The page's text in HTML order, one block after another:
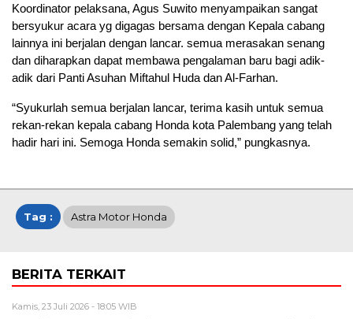
Koordinator pelaksana, Agus Suwito menyampaikan sangat
bersyukur acara yg digagas bersama dengan Kepala cabang
lainnya ini berjalan dengan lancar. semua merasakan senang
dan diharapkan dapat membawa pengalaman baru bagi adik-
adik dari Panti Asuhan Miftahul Huda dan Al-Farhan.
“Syukurlah semua berjalan lancar, terima kasih untuk semua
rekan-rekan kepala cabang Honda kota Palembang yang telah
hadir hari ini. Semoga Honda semakin solid,” pungkasnya.
Tag : Astra Motor Honda
BERITA TERKAIT
Kamis, 23 Juli 2026 - 18:05 WIB